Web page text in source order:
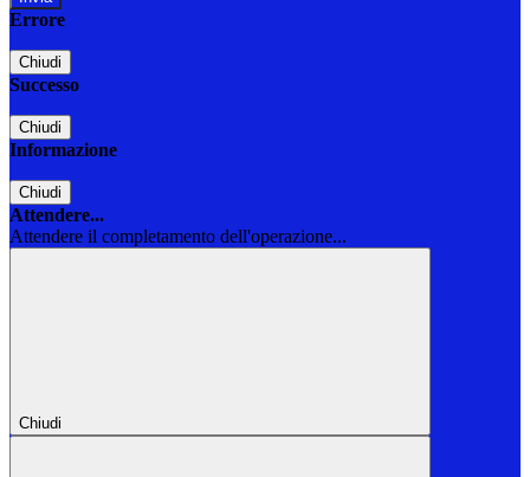
Errore
Chiudi
Successo
Chiudi
Informazione
Chiudi
Attendere...
Attendere il completamento dell'operazione...
Chiudi